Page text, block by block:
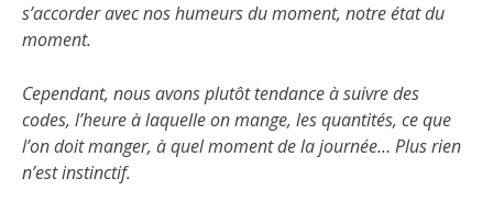
s’accorder avec nos humeurs du moment, notre état du
moment.
Cependant, nous avons plutôt tendance à suivre des
codes, l’heure à laquelle on mange, les quantités, ce que
l’on doit manger, à quel moment de la journée… Plus rien
n’est instinctif.